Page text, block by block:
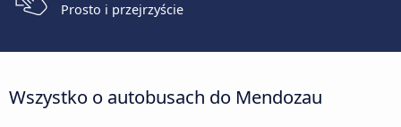
Prosto i przejrzyście
Wszystko o autobusach do Mendozau